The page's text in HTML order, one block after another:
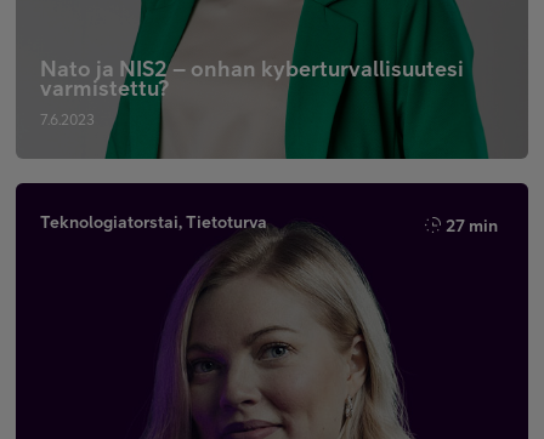
Nato ja NIS2 – onhan kyberturvallisuutesi
varmistettu?
7.6.2023
Teknologiatorstai, Tietoturva 27 min